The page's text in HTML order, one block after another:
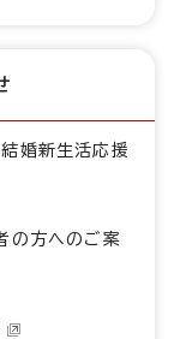
婚新生活応援
の方へのご案